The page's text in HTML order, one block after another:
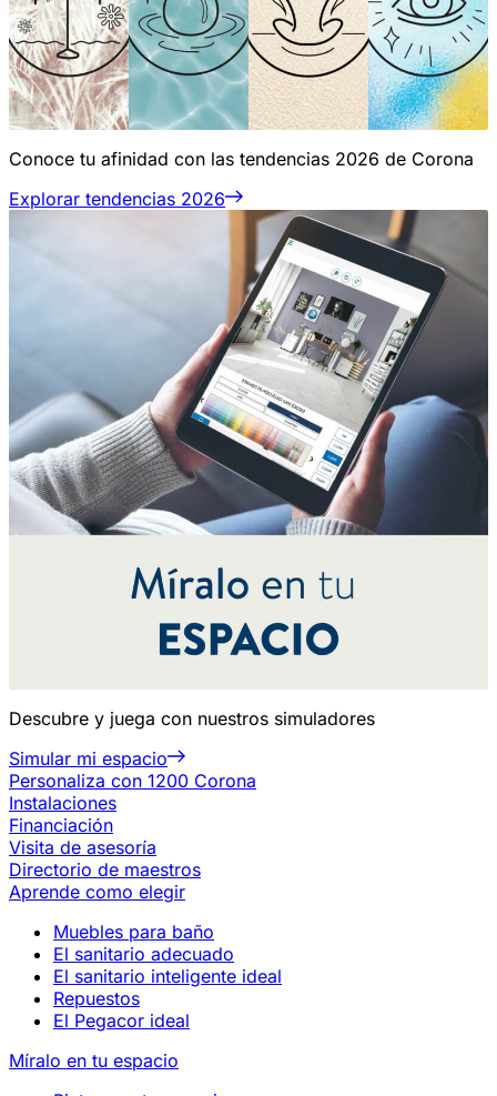
Conoce tu afinidad con las tendencias 2026 de Corona
Explorar tendencias 2026
Descubre y juega con nuestros simuladores
Simular mi espacio
Personaliza con 1200 Corona
Instalaciones
Financiación
Visita de asesoría
Directorio de maestros
Aprende como elegir
Muebles para baño
El sanitario adecuado
El sanitario inteligente ideal
Repuestos
El Pegacor ideal
Míralo en tu espacio